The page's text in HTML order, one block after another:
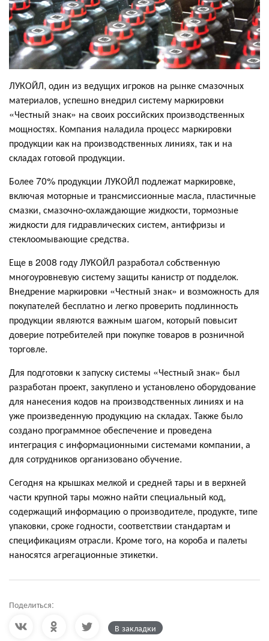
ЛУКОЙЛ, один из ведущих игроков на рынке смазочных
материалов, успешно внедрил систему маркировки
«Честный знак» на своих российских производственных
мощностях. Компания наладила процесс маркировки
продукции как на производственных линиях, так и на
складах готовой продукции.
Более 70% продукции ЛУКОЙЛ подлежат маркировке,
включая моторные и трансмиссионные масла, пластичные
смазки, смазочно-охлаждающие жидкости, тормозные
жидкости для гидравлических систем, антифризы и
стеклоомывающие средства.
Еще в 2008 году ЛУКОЙЛ разработал собственную
многоуровневую систему защиты канистр от подделок.
Внедрение маркировки «Честный знак» и возможность для
покупателей бесплатно и легко проверить подлинность
продукции являются важным шагом, который повысит
доверие потребителей при покупке товаров в розничной
торговле.
Для подготовки к запуску системы «Честный знак» был
разработан проект, закуплено и установлено оборудование
для нанесения кодов на производственных линиях и на
уже произведенную продукцию на складах. Также было
создано программное обеспечение и проведена
интеграция с информационными системами компании, а
для сотрудников организовано обучение.
Сегодня на крышках мелкой и средней тары и в верхней
части крупной тары можно найти специальный код,
содержащий информацию о производителе, продукте, типе
упаковки, сроке годности, соответствии стандартам и
спецификациям отрасли. Кроме того, на короба и палеты
наносятся агрегационные этикетки.
Поделиться:
В закладки